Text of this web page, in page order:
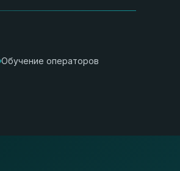
Обучение операторов